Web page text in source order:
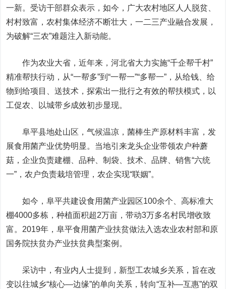
一新。受访干部群众表示，如今，广大农村地区人人脱贫、
村村致富，农村集体经济不断壮大，一二三产业融合发展，
为破解“三农”难题注入新动能。
作为农业大省，近年来，河北省大力实施“千企帮千村”
精准帮扶行动，从“一帮多”到“一帮一”“多帮一”，从给钱、给
物到给项目、送技术，探索出一批行之有效的帮扶模式，以
工促农、以城带乡成效初步显现。
阜平县地处山区，气候温凉，菌棒生产原材料丰富，发
展食用菌产业优势明显。当地引来龙头企业带领农户种蘑
菇，企业负责建棚、品种、制袋、技术、品牌、销售“六统
一”，农户负责栽培管理，农企实现“联姻”。
如今，阜平共建设食用菌产业园区100余个、高标准大
棚4000多栋，种植面积超2万亩，带动3万多名村民增收致
富。2019年，阜平食用菌产业扶贫做法入选农业农村部和原
国务院扶贫办产业扶贫典型案例。
采访中，有业内人士提到，新型工农城乡关系，旨在改
变以往城乡“核心—边缘”的单向关系，转向“互补—互惠”的双